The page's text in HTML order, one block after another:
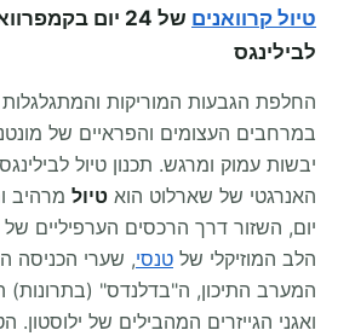
טיול קרוואנים
של 24 יום
לבילינגס
החלפת הגבעות המוריקות
במרחבים העצומים והפראיים של
יבשות עמוק ומרגש. תכנון טיול
האנרגטי של שארלוט הוא טיול
יום, השזור דרך הרכסים הערפיליים
הלב המוזיקלי של טנסי, שערי הכניסה
המערב התיכון, ה"בדלנדס" (בתרונות)
ואגני הגייזרים המהבילים של ילוסטון.